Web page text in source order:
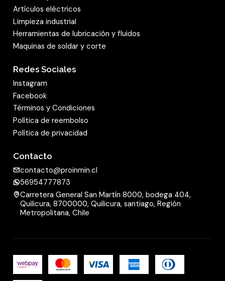
Artículos eléctricos
Limpieza industrial
Herramientas de lubricación y fluidos
Maquinas de soldar y corte
Redes Sociales
Instagram
Facebook
Términos y Condiciones
Política de reembolso
Política de privacidad
Contacto
contacto@proinmin.cl
56954777873
Carretera General San Martín 8000, bodega 404,
Quilicura, 8700000, Quilicura, santiago, Región
Metropolitana, Chile